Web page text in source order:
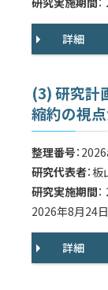
詳細
(3) 研究計
縮約の視
整理番号：
研究代表者：
研究実施期間
2026年8月24
詳細